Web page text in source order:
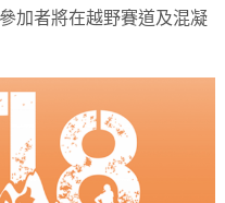
加者將在越野賽道及混凝